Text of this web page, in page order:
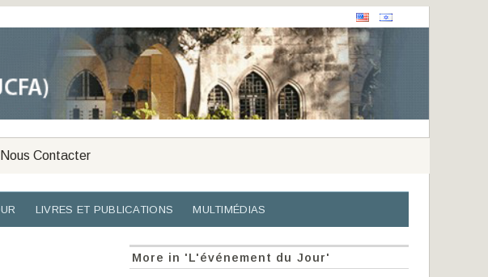
Nous Contacter
LIVRES ET PUBLICATIONS MULTIMÉDIAS
More in 'L'événement du Jour'